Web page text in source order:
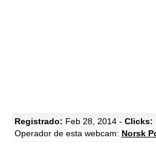
Registrado: Feb 28, 2014 - Clicks:
Operador de esta webcam: Norsk